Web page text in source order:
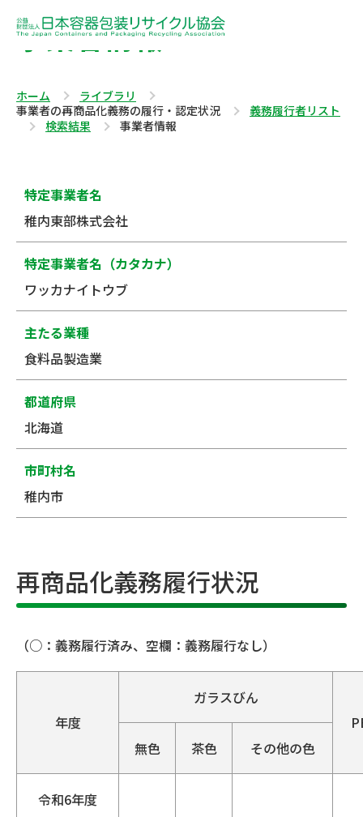
事業者情報
ホーム
ライブラリ
事業者の再商品化義務の履行・認定状況
義務履行者リスト
検索結果
事業者情報
特定事業者名
稚内東部株式会社
特定事業者名（カタカナ）
ワッカナイトウブ
主たる業種
食料品製造業
都道府県
北海道
市町村名
稚内市
再商品化義務履行状況
（○：義務履行済み、空欄：義務履行なし）
年度
ガラスびん
無色
茶色 その他の色
令和6年度